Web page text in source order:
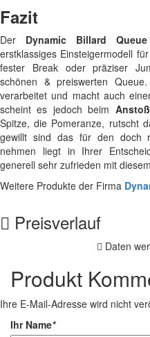
Fazit
Der Dynamic Billard
erstklassiges Einsteigermodell
fester Break oder präziser
schönen & preiswerten
verarbeitet und macht auch
scheint es jedoch beim Anstoß
Spitze, die Pomeranze, rutscht
gewillt sind das für den doch
nehmen liegt in Ihrer
generell sehr zufrieden mit diesem
Weitere Produkte der Firma
Preisverlauf
Daten
Produkt
Ihre E-Mail-Adresse wird nicht
Ihr Name*